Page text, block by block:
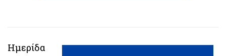
Ημερίδα